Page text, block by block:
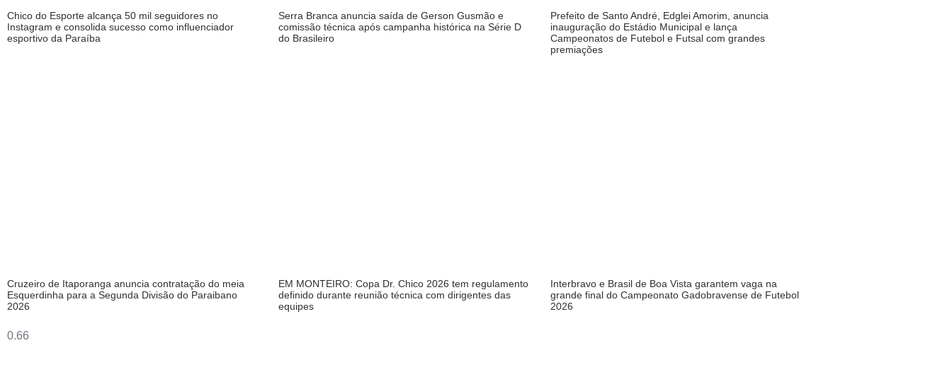
Chico do Esporte alcança 50 mil seguidores no
Instagram e consolida sucesso como influenciador
esportivo da Paraíba
Serra Branca anuncia saída de Gerson Gusmão e
comissão técnica após campanha histórica na Série D
do Brasileiro
Prefeito de Santo André, Edglei Amorim, anuncia
inauguração do Estádio Municipal e lança
Campeonatos de Futebol e Futsal com grandes
premiações
Cruzeiro de Itaporanga anuncia contratação do meia
Esquerdinha para a Segunda Divisão do Paraibano
2026
EM MONTEIRO: Copa Dr. Chico 2026 tem regulamento
definido durante reunião técnica com dirigentes das
equipes
Interbravo e Brasil de Boa Vista garantem vaga na
grande final do Campeonato Gadobravense de Futebol
2026